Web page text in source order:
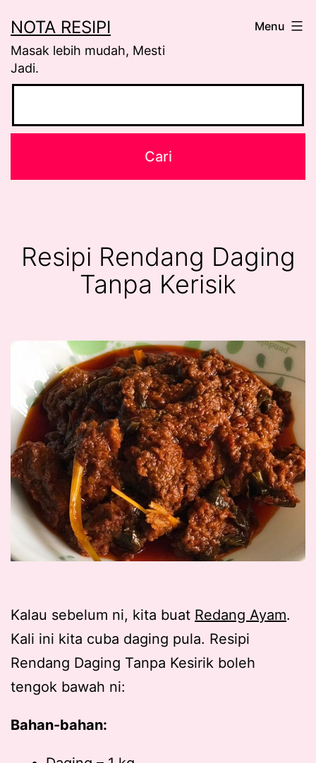
to
content
NOTA RESIPI
Masak lebih mudah, Mesti
Jadi.
Menu
Resipi Rendang Daging
Tanpa Kerisik
Kalau sebelum ni, kita buat Redang Ayam.
Kali ini kita cuba daging pula. Resipi
Rendang Daging Tanpa Kesirik boleh
tengok bawah ni:
Bahan-bahan: